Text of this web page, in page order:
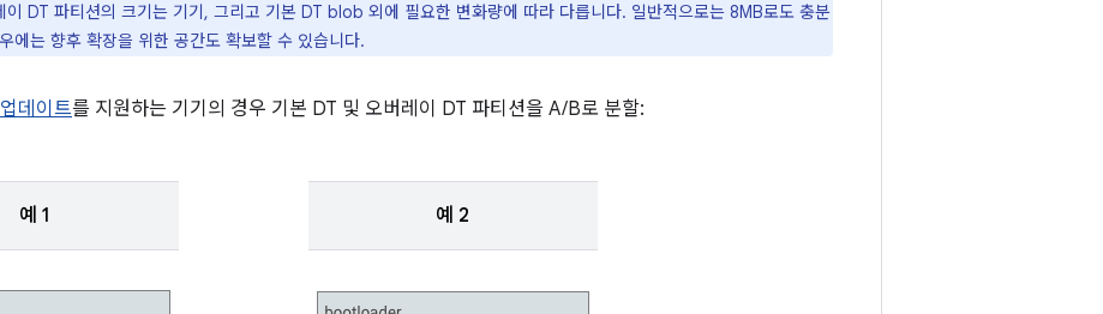
이 DT 파티션의 크기는 기기, 그리고 기본 DT blob 외에 필요한 변화량에 따라 다릅니다. 일반적으로는 8MB로도 충분
에는 향후 확장을 위한 공간도 확보할 수 있습니다.
데이트를 지원하는 기기의 경우 기본 DT 및 오버레이 DT 파티션을 A/B로 분할:
예 1 예 2